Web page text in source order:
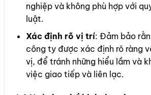
nghiệp và không phù hợp với
luật.
Xác định rõ vị trí: Đảm bảo
công ty được xác định rõ ràng
vị, để tránh những hiểu lầm và
việc giao tiếp và liên lạc.